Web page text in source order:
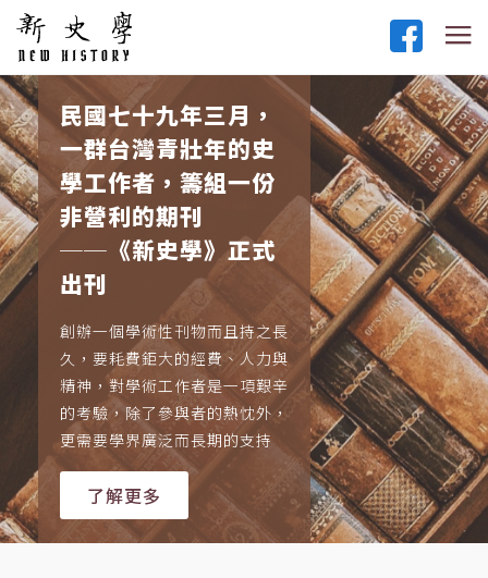
民國七十九年三月，
一群台灣青壯年的史
學工作者，籌組一份
非營利的期刊
──《新史學》正式
出刊
創辦一個學術性刊物而且持之長
久，要耗費鉅大的經費、人力與
精神，對學術工作者是一項艱辛
的考驗，除了參與者的熱忱外，
更需要學界廣泛而長期的支持
了解更多